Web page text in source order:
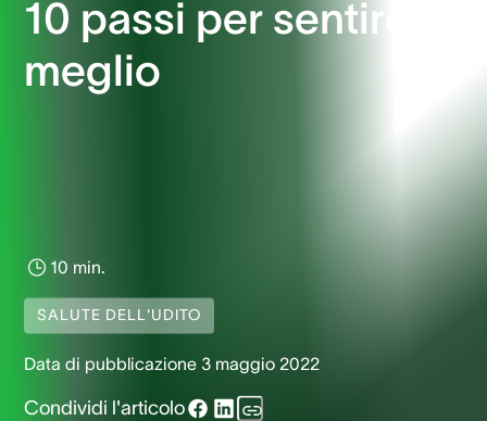
10 passi per sentire
meglio
10 min.
SALUTE DELL'UDITO
Data di pubblicazione 3 maggio 2022
Condividi l'articolo